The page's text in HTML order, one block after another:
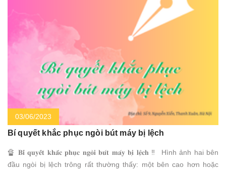
03/06/2023
Bí quyết khắc phục ngòi bút máy bị lệch
🔏 𝐁𝐢́ 𝐪𝐮𝐲𝐞̂́𝐭 𝐤𝐡𝐚̆́𝐜 𝐩𝐡𝐮̣𝐜 𝐧𝐠𝐨̀𝐢 𝐛𝐮́𝐭 𝐦𝐚́𝐲 𝐛𝐢̣ 𝐥𝐞̣̂𝐜𝐡 ‼ Hình ảnh hai bên
đầu ngòi bị lệch trông rất thường thấy: một bên cao hơn hoặc